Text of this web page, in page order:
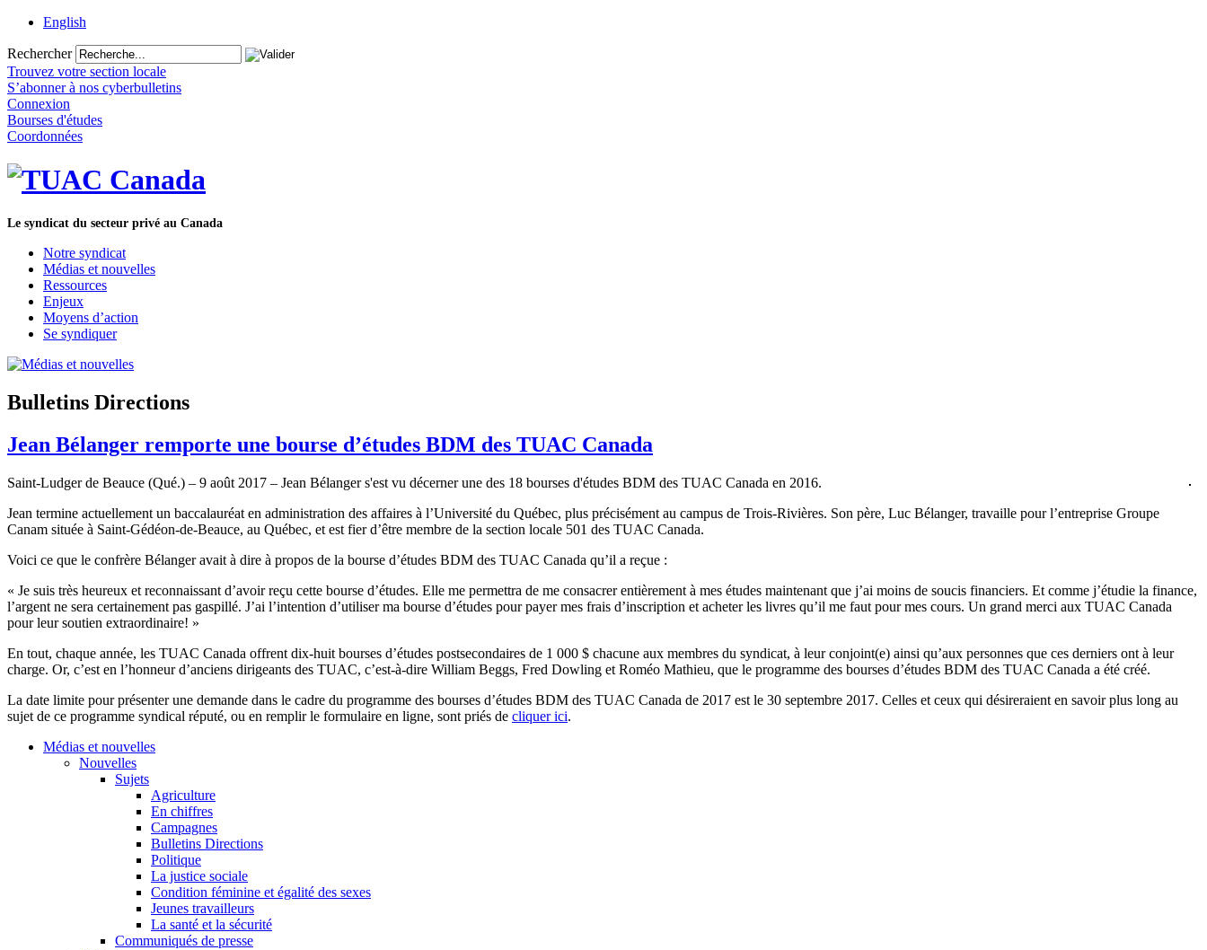
English
Rechercher
Trouvez votre section locale
S’abonner à nos cyberbulletins
Connexion
Bourses d'études
Coordonnées
Le syndicat du secteur privé au Canada
Notre syndicat
Médias et nouvelles
Ressources
Enjeux
Moyens d’action
Se syndiquer
Bulletins Directions
Jean Bélanger remporte une bourse d’études BDM des TUAC Canada
Saint-Ludger de Beauce (Qué.) – 9 août 2017 – Jean Bélanger s'est vu décerner une des 18 bourses d'études BDM des TUAC Canada en 2016.
Jean termine actuellement un baccalauréat en administration des affaires à l’Université du Québec, plus précisément au campus de Trois-Rivières. Son père, Luc Bélanger, travaille pour l’entreprise Groupe
Canam située à Saint-Gédéon-de-Beauce, au Québec, et est fier d’être membre de la section locale 501 des TUAC Canada.
Voici ce que le confrère Bélanger avait à dire à propos de la bourse d’études BDM des TUAC Canada qu’il a reçue :
« Je suis très heureux et reconnaissant d’avoir reçu cette bourse d’études. Elle me permettra de me consacrer entièrement à mes études maintenant que j’ai moins de soucis financiers. Et comme j’étudie la finance,
l’argent ne sera certainement pas gaspillé. J’ai l’intention d’utiliser ma bourse d’études pour payer mes frais d’inscription et acheter les livres qu’il me faut pour mes cours. Un grand merci aux TUAC Canada
pour leur soutien extraordinaire! »
En tout, chaque année, les TUAC Canada offrent dix-huit bourses d’études postsecondaires de 1 000 $ chacune aux membres du syndicat, à leur conjoint(e) ainsi qu’aux personnes que ces derniers ont à leur
charge. Or, c’est en l’honneur d’anciens dirigeants des TUAC, c’est-à-dire William Beggs, Fred Dowling et Roméo Mathieu, que le programme des bourses d’études BDM des TUAC Canada a été créé.
La date limite pour présenter une demande dans le cadre du programme des bourses d’études BDM des TUAC Canada de 2017 est le 30 septembre 2017. Celles et ceux qui désireraient en savoir plus long au
sujet de ce programme syndical réputé, ou en remplir le formulaire en ligne, sont priés de cliquer ici.
Médias et nouvelles
Nouvelles
Sujets
Agriculture
En chiffres
Campagnes
Bulletins Directions
Politique
La justice sociale
Condition féminine et égalité des sexes
Jeunes travailleurs
La santé et la sécurité
Communiqués de presse